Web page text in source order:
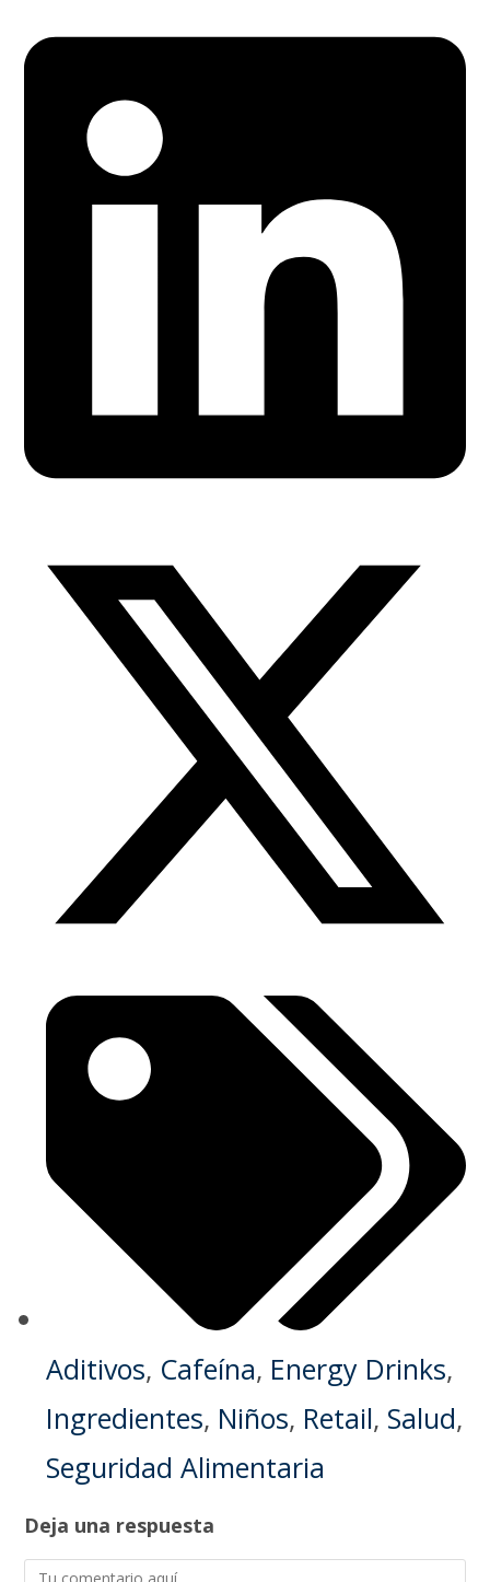
Aditivos, Cafeína, Energy Drinks,
Ingredientes, Niños, Retail, Salud,
Seguridad Alimentaria
Deja una respuesta